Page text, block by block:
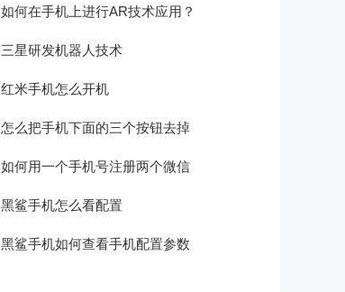
如何在手机上进行AR技术应用？
三星研发机器人技术
红米手机怎么开机
怎么把手机下面的三个按钮去掉
如何用一个手机号注册两个微信
黑鲨手机怎么看配置
黑鲨手机如何查看手机配置参数